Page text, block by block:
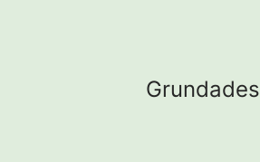
Grundades